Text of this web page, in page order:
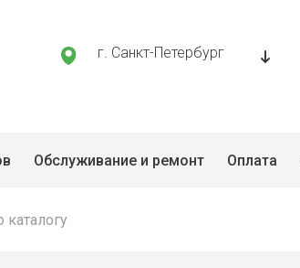
г. Санкт-Петербург
Обслуживание и ремонт Оплата